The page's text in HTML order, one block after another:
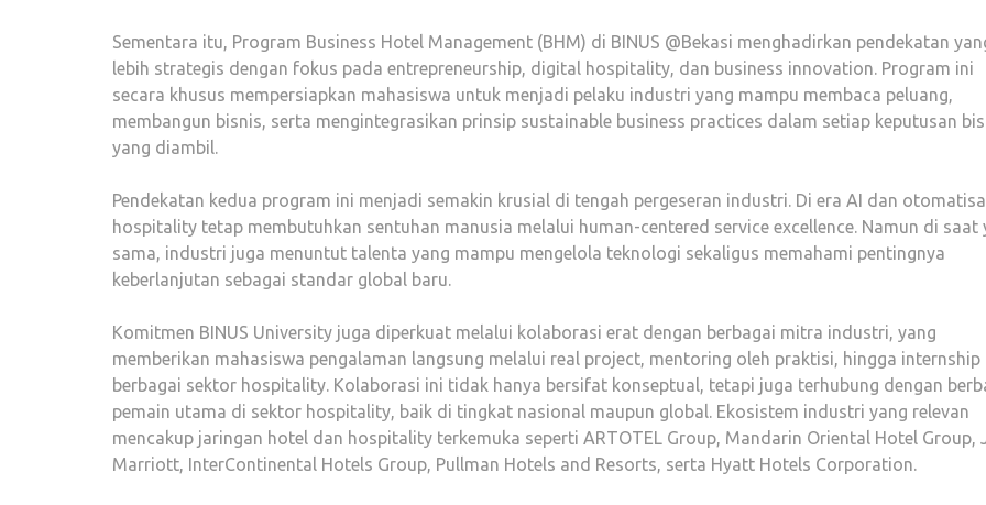
Sementara itu, Program Business Hotel Management (BHM) di BINUS @Bekasi menghadirkan pendekatan
lebih strategis dengan fokus pada entrepreneurship, digital hospitality, dan business innovation. Program ini
secara khusus mempersiapkan mahasiswa untuk menjadi pelaku industri yang mampu membaca peluang,
membangun bisnis, serta mengintegrasikan prinsip sustainable business practices dalam setiap keputusan
yang diambil.
Pendekatan kedua program ini menjadi semakin krusial di tengah pergeseran industri. Di era AI dan
hospitality tetap membutuhkan sentuhan manusia melalui human-centered service excellence. Namun di saat
sama, industri juga menuntut talenta yang mampu mengelola teknologi sekaligus memahami pentingnya
keberlanjutan sebagai standar global baru.
Komitmen BINUS University juga diperkuat melalui kolaborasi erat dengan berbagai mitra industri, yang
memberikan mahasiswa pengalaman langsung melalui real project, mentoring oleh praktisi, hingga internship
berbagai sektor hospitality. Kolaborasi ini tidak hanya bersifat konseptual, tetapi juga terhubung dengan
pemain utama di sektor hospitality, baik di tingkat nasional maupun global. Ekosistem industri yang relevan
mencakup jaringan hotel dan hospitality terkemuka seperti ARTOTEL Group, Mandarin Oriental Hotel Group,
Marriott, InterContinental Hotels Group, Pullman Hotels and Resorts, serta Hyatt Hotels Corporation.